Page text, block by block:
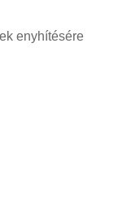
enyhítésére